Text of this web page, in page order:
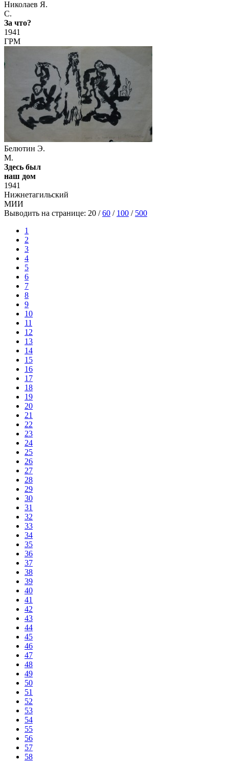
Николаев Я.
С.
За что?
1941
ГРМ
Белютин Э.
М.
Здесь был
наш дом
1941
Нижнетагильский
МИИ
Выводить на странице: 20 /60 / 100 / 500
1
2
3
4
5
6
7
8
9
10
11
12
13
14
15
16
17
18
19
20
21
22
23
24
25
26
27
28
29
30
31
32
33
34
35
36
37
38
39
40
41
42
43
44
45
46
47
48
49
50
51
52
53
54
55
56
57
58